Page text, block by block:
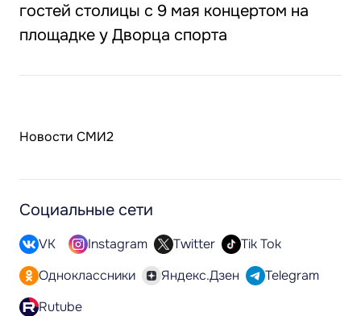
гостей столицы с 9 мая концертом на
площадке у Дворца спорта
Новости СМИ2
Социальные сети
VK Instagram Twitter
Tik Tok
Одноклассники
Яндекс.Дзен
Telegram
Rutube